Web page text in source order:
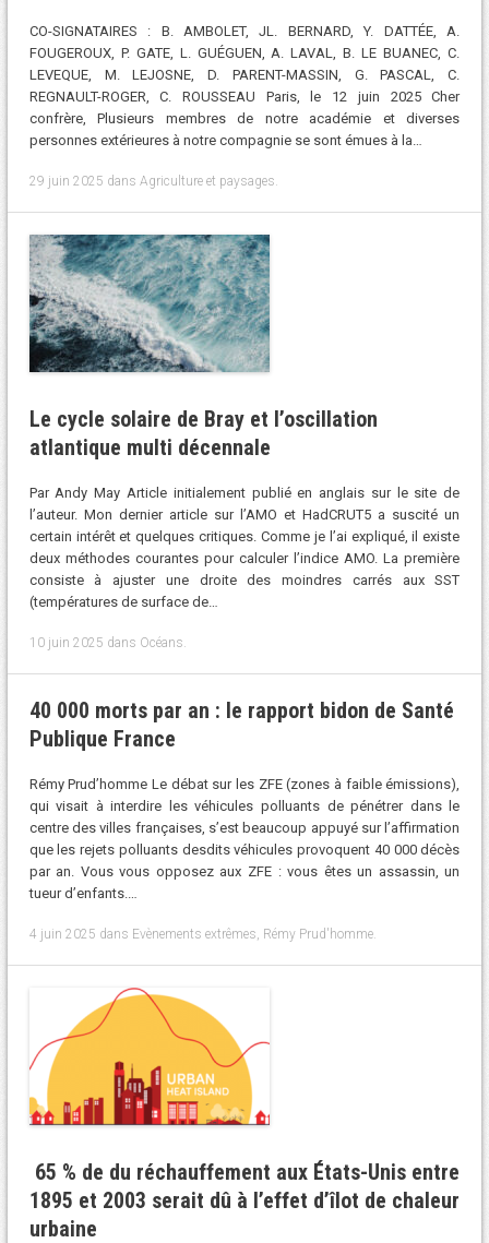
CO-SIGNATAIRES : B. AMBOLET, JL. BERNARD, Y. DATTÉE, A.
FOUGEROUX, P. GATE, L. GUÉGUEN, A. LAVAL, B. LE BUANEC, C.
LEVEQUE, M. LEJOSNE, D. PARENT-MASSIN, G. PASCAL, C.
REGNAULT-ROGER, C. ROUSSEAU Paris, le 12 juin 2025 Cher
confrère, Plusieurs membres de notre académie et diverses
personnes extérieures à notre compagnie se sont émues à la…
29 juin 2025 dans Agriculture et paysages
Le cycle solaire de Bray et l’oscillation
atlantique multi décennale
Par Andy May Article initialement publié en anglais sur le site de
l’auteur. Mon dernier article sur l’AMO et HadCRUT5 a suscité un
certain intérêt et quelques critiques. Comme je l’ai expliqué, il existe
deux méthodes courantes pour calculer l’indice AMO. La première
consiste à ajuster une droite des moindres carrés aux SST
(températures de surface de…
10 juin 2025 dans Océans
40 000 morts par an : le rapport bidon de Santé
Publique France
Rémy Prud’homme Le débat sur les ZFE (zones à faible émissions),
qui visait à interdire les véhicules polluants de pénétrer dans le
centre des villes françaises, s’est beaucoup appuyé sur l’affirmation
que les rejets polluants desdits véhicules provoquent 40 000 décès
par an. Vous vous opposez aux ZFE : vous êtes un assassin, un
tueur d’enfants.…
4 juin 2025 dans Evènements extrêmes Rémy Prud'homme.
65 % de du réchauffement aux États-Unis entre
1895 et 2003 serait dû à l’effet d’îlot de chaleur
urbaine